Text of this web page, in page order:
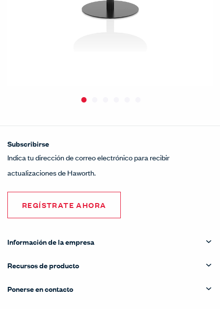
Subscribirse
Indica tu dirección de correo electrónico para recibir
actualizaciones de Haworth.
REGÍSTRATE AHORA
Información de la empresa
Recursos de producto
Ponerse en contacto